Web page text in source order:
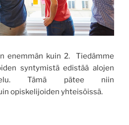
enemmän kuin 2. Tiedämme
syntymistä edistää alojen
Tämä pätee niin
opiskelijoiden yhteisöissä.